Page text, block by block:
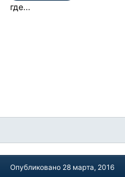
где...
Опубликовано 28 марта, 2016